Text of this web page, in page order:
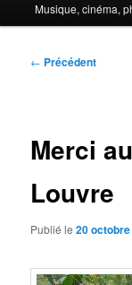
Musique, cinéma,
Navigation
← Précédent
Merci
Louvre
Publié le20